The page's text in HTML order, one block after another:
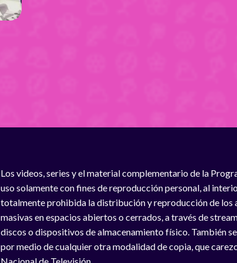
Los videos, series y el material complementario de la
uso solamente con fines de reproducción personal, al
totalmente prohibida la distribución y reproducción de los
masivas en espacios abiertos o cerrados, a través de
discos o dispositivos de almacenamiento físico. También
por medio de cualquier otra modalidad de copia, que